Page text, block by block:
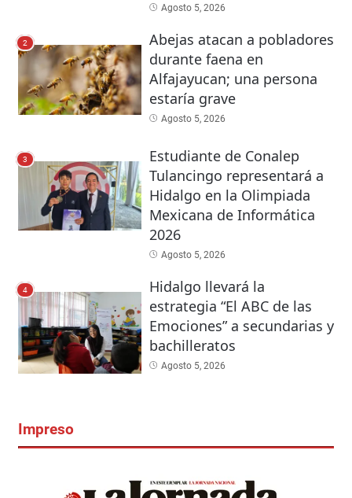
Agosto 5, 2026
2
Abejas atacan a pobladores
durante faena en
Alfajayucan; una persona
estaría grave
Agosto 5, 2026
3
Estudiante de Conalep
Tulancingo representará a
Hidalgo en la Olimpiada
Mexicana de Informática
2026
Agosto 5, 2026
4
Hidalgo llevará la
estrategia “El ABC de las
Emociones” a secundarias y
bachilleratos
Agosto 5, 2026
Impreso